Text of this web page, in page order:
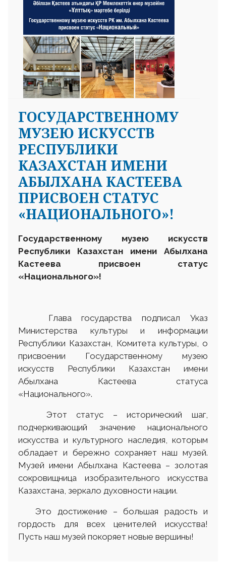
ГОСУДАРСТВЕННОМУ
МУЗЕЮ ИСКУССТВ
РЕСПУБЛИКИ
КАЗАХСТАН ИМЕНИ
АБЫЛХАНА КАСТЕЕВА
ПРИСВОЕН СТАТУС
«НАЦИОНАЛЬНОГО»!
Государственному музею искусств
Республики Казахстан имени Абылхана
Кастеева присвоен статус
«Национального»!
Глава государства подписал Указ
Министерства культуры и информации
Республики Казахстан, Комитета культуры, о
присвоении Государственному музею
искусств Республики Казахстан имени
Абылхана Кастеева статуса
«Национального».
Этот статус – исторический шаг,
подчеркивающий значение национального
искусства и культурного наследия, которым
обладает и бережно сохраняет наш музей.
Музей имени Абылхана Кастеева – золотая
сокровищница изобразительного искусства
Казахстана, зеркало духовности нации.
Это достижение – большая радость и
гордость для всех ценителей искусства!
Пусть наш музей покоряет новые вершины!